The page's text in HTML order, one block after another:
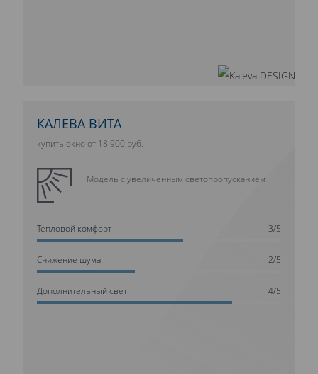
КАЛЕВА ВИТА
купить окно от 18 900 руб.
Модель с увеличенным светопропусканием
Тепловой комфорт 3/5
Cнижение шума 2/5
Дополнительный свет 4/5